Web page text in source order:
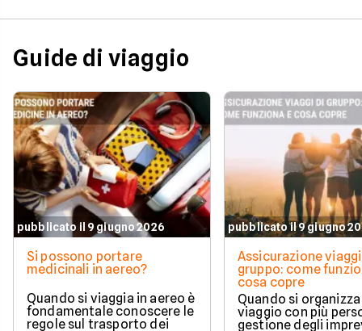
effetti immediati
Guide di viaggio
pubblicato il 9 giugno 2026
Si possono portare
medicinali in aereo?
Quando si viaggia in aereo è
fondamentale conoscere le
regole sul trasporto dei
pubblicato il 9 giugno
Assicurazione
gruppo: come
cosa copre
Quando si
viaggio con più
gestione degli